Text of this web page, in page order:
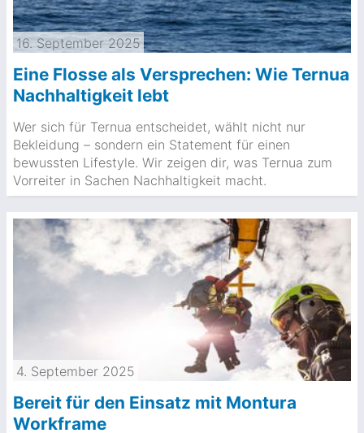
Eine Flosse als Versprechen: Wie Ternua
Nachhaltigkeit lebt
Wer sich für Ternua entscheidet, wählt nicht nur
Bekleidung – sondern ein Statement für einen
bewussten Lifestyle. Wir zeigen dir, was Ternua zum
Vorreiter in Sachen Nachhaltigkeit macht.
16. September 2025
Bereit für den Einsatz mit Montura
Workframe
4. September 2025